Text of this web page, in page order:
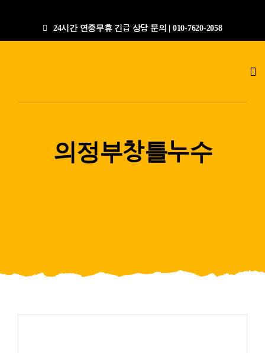
츠
24시간 연중무휴 긴급 상담 문의 | 010-7620-2058
공사갤러리
블로그
의정부창틀누수